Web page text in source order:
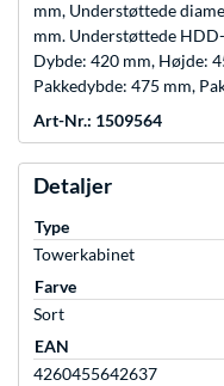
mm, Understøttede
mm. Understøttede
Dybde: 420 mm, Højde:
Pakkedybde: 475 mm,
Art-Nr.: 1509564
Detaljer
Type
Towerkabinet
Farve
Sort
EAN
4260455642637